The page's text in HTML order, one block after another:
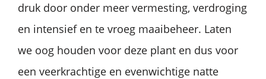
druk door onder meer vermesting, verdroging
en intensief en te vroeg maaibeheer. Laten
we oog houden voor deze plant en dus voor
een veerkrachtige en evenwichtige natte